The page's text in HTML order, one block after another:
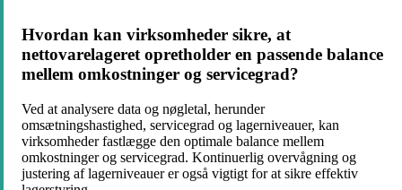
Hvordan kan virksomheder sikre, at
nettovarelageret opretholder en passende balance
mellem omkostninger og servicegrad?
Ved at analysere data og nøgletal, herunder
omsætningshastighed, servicegrad og lagerniveauer, kan
virksomheder fastlægge den optimale balance mellem
omkostninger og servicegrad. Kontinuerlig overvågning og
justering af lagerniveauer er også vigtigt for at sikre effektiv